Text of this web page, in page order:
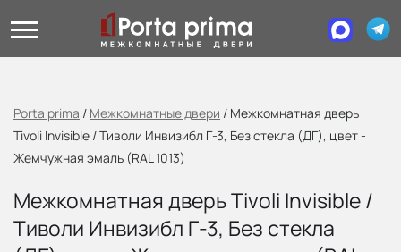
Porta prima / Межкомнатные двери / Межкомнатная дверь
Tivoli Invisible / Тиволи Инвизибл Г-3, Без стекла (ДГ), цвет -
Жемчужная эмаль (RAL 1013)
Межкомнатная дверь Tivoli Invisible /
Тиволи Инвизибл Г-3, Без стекла